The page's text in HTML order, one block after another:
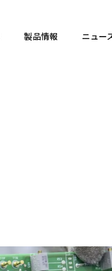
製品情報 ニュー